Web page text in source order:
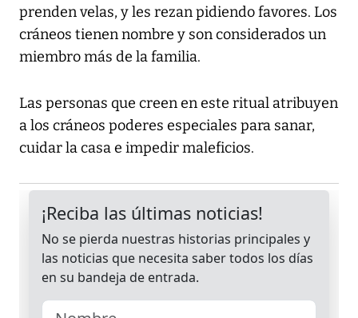
prenden velas, y les rezan pidiendo favores. Los
cráneos tienen nombre y son considerados un
miembro más de la familia.
Las personas que creen en este ritual atribuyen
a los cráneos poderes especiales para sanar,
cuidar la casa e impedir maleficios.